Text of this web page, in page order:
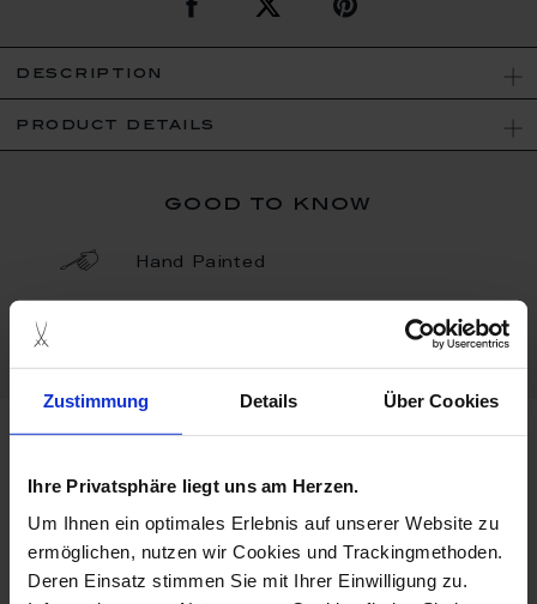
Zustimmung Details Über Cookies
Ihre Privatsphäre liegt uns am Herzen.
Um Ihnen ein optimales Erlebnis auf unserer Website zu
ermöglichen, nutzen wir Cookies und Trackingmethoden.
Deren Einsatz stimmen Sie mit Ihrer Einwilligung zu.
description
product details
good to know
Hand Painted
collection